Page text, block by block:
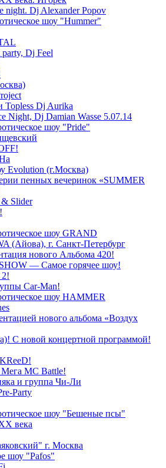
night. Dj Alexander Popov
шоу "Hummer"
Dj Feel
Topless Dj Aurika
Night, Dj Damian Wasse 5.07.14
шоу "Pride"
Evolution (г.Москва)
пенных вечеринок «SUMMER
Slider
шоу GRAND
(Айова), г. Санкт-Петербург
нового Альбома 420!
— Самое горячее шоу!
2!
Car-Man!
шоу HAMMER
нового альбома «Воздух
С новой концертной программой!
Мега МС Battle!
и группа Чи-Ли
Party
шоу "Бешеные псы"
века
г. Москва
шоу "Pafos"